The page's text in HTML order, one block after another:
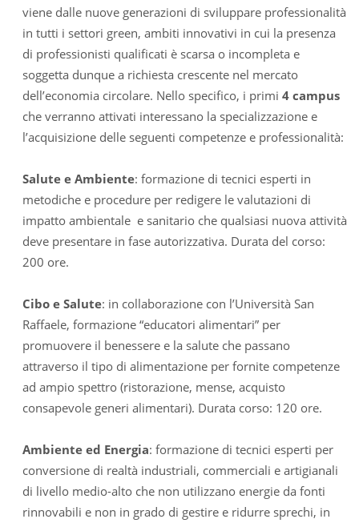
viene dalle nuove generazioni di sviluppare professionalità
in tutti i settori green, ambiti innovativi in cui la presenza
di professionisti qualificati è scarsa o incompleta e
soggetta dunque a richiesta crescente nel mercato
dell’economia circolare. Nello specifico, i primi 4 campus
che verranno attivati interessano la specializzazione e
l’acquisizione delle seguenti competenze e professionalità:
Salute e Ambiente: formazione di tecnici esperti in
metodiche e procedure per redigere le valutazioni di
impatto ambientale e sanitario che qualsiasi nuova attività
deve presentare in fase autorizzativa. Durata del corso:
200 ore.
Cibo e Salute: in collaborazione con l’Università San
Raffaele, formazione “educatori alimentari” per
promuovere il benessere e la salute che passano
attraverso il tipo di alimentazione per fornite competenze
ad ampio spettro (ristorazione, mense, acquisto
consapevole generi alimentari). Durata corso: 120 ore.
Ambiente ed Energia: formazione di tecnici esperti per
conversione di realtà industriali, commerciali e artigianali
di livello medio-alto che non utilizzano energie da fonti
rinnovabili e non in grado di gestire e ridurre sprechi, in